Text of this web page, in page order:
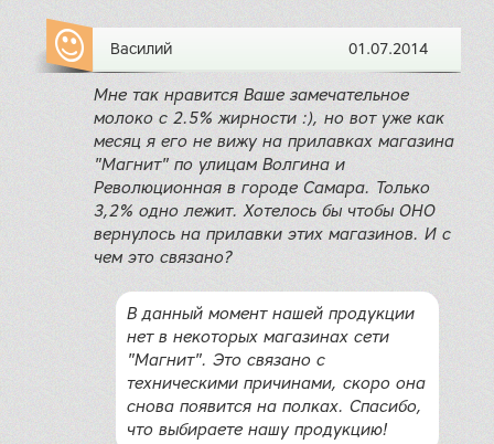
Василий 01.07.2014
Мне так нравится Ваше замечательное
молоко с 2.5% жирности :), но вот уже как
месяц я его не вижу на прилавках магазина
"Магнит" по улицам Волгина и
Революционная в городе Самара. Только
3,2% одно лежит. Хотелось бы чтобы ОНО
вернулось на прилавки этих магазинов. И с
чем это связано?
В данный момент нашей продукции
нет в некоторых магазинах сети
"Магнит". Это связано с
техническими причинами, скоро она
снова появится на полках. Спасибо,
что выбираете нашу продукцию!